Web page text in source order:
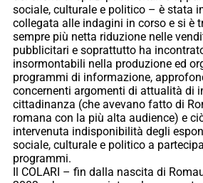
sociale, culturale e politico – è stata
collegata alle indagini in corso e si è
sempre più netta riduzione nelle
pubblicitari e soprattutto ha
insormontabili nella produzione ed
programmi di informazione,
concernenti argomenti di attualità di
cittadinanza (che avevano fatto di
romana con la più alta audience) e
intervenuta indisponibilità degli
sociale, culturale e politico a
programmi.
Il COLARI – fin dalla nascita di